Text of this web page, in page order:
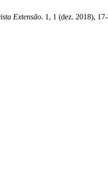
Extensão. 1, 1 (dez. 2018),